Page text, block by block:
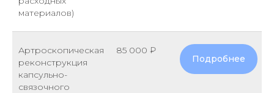
материалов)
Артроскопическая
реконструкция
капсульно-
связочного
85 000 ₽
Подробнее